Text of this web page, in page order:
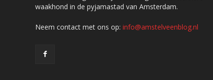
waakhond in de pyjamastad van Amsterdam.
Neem contact met ons op: info@amstelveenblog.nl